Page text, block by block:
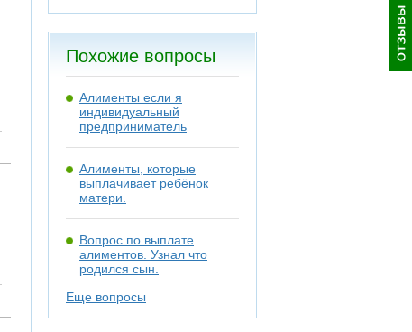
Похожие вопросы
Алименты если я
индивидуальный
предприниматель
Алименты, которые
выплачивает ребёнок
матери.
Вопрос по выплате
алиментов. Узнал что
родился сын.
Еще вопросы